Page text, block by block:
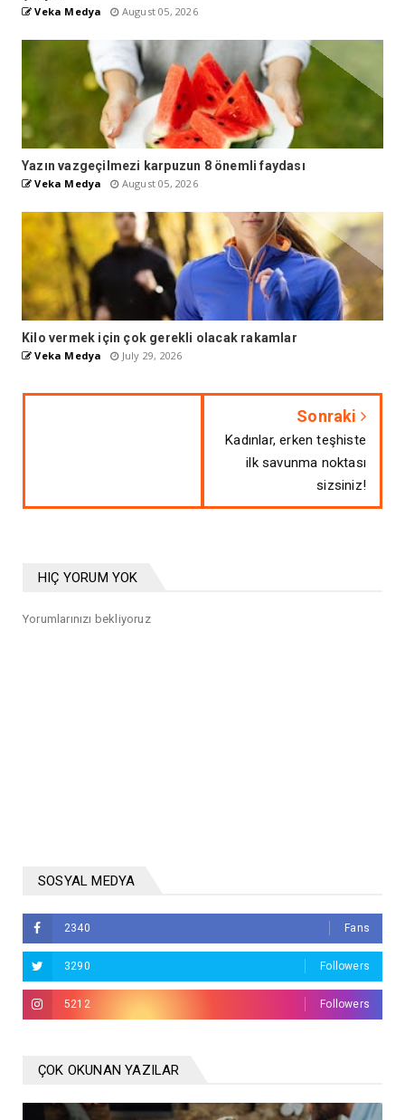
Veka Medya August 05, 2026
Yazın vazgeçilmezi karpuzun 8 önemli faydası
Veka Medya August 05, 2026
Kilo vermek için çok gerekli olacak rakamlar
Veka Medya July 29, 2026
Sonraki
Kadınlar, erken teşhiste
ilk savunma noktası
sizsiniz!
HIÇ YORUM YOK
Yorumlarınızı bekliyoruz
SOSYAL MEDYA
2340 Fans
3290 Followers
5212 Followers
ÇOK OKUNAN YAZILAR